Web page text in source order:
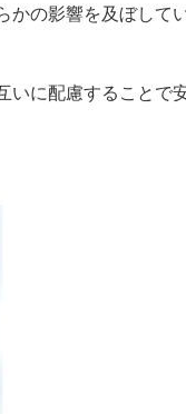
かの影響を及ぼして
いに配慮することで